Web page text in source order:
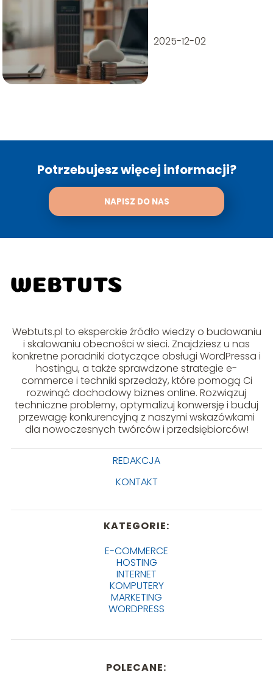
2025-12-02
Potrzebujesz więcej informacji?
NAPISZ DO NAS
Webtuts.pl to eksperckie źródło wiedzy o budowaniu
i skalowaniu obecności w sieci. Znajdziesz u nas
konkretne poradniki dotyczące obsługi WordPressa i
hostingu, a także sprawdzone strategie e-
commerce i techniki sprzedaży, które pomogą Ci
rozwinąć dochodowy biznes online. Rozwiązuj
techniczne problemy, optymalizuj konwersję i buduj
przewagę konkurencyjną z naszymi wskazówkami
dla nowoczesnych twórców i przedsiębiorców!
REDAKCJA
KONTAKT
KATEGORIE:
E-COMMERCE
HOSTING
INTERNET
KOMPUTERY
MARKETING
WORDPRESS
POLECANE: